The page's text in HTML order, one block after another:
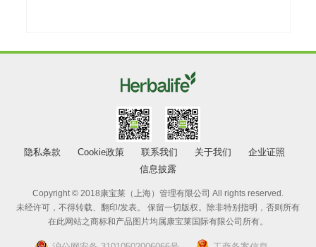
隐私条款 Cookie政策 联系我们 关于我们
企业证照
信息披露
Copyright © 2018康宝莱（上海）管理有限公司 All rights reserved.
未经许可，不得转载、翻印/发表。 保留一切版权。除非特别指明，否则所有
在此网站之商标和产品图片均属康宝莱国际有限公司所有。